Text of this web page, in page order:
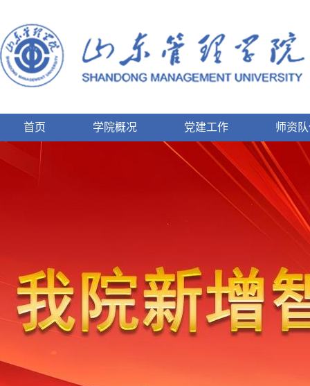
首页 学院概况 党建工作 师资